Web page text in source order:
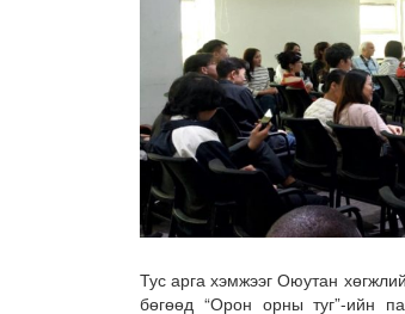
Тус арга хэмжээг Оюутан
бөгөөд “Орон орны туг”-ийн